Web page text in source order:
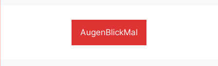
AugenBlickMal